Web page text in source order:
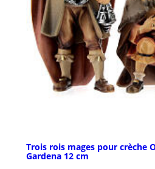
Trois rois mages pour crèche
Gardena 12 cm